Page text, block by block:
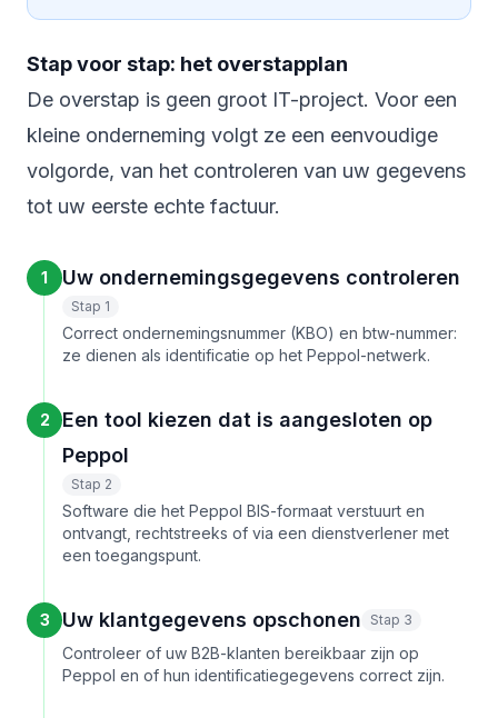
Stap voor stap: het overstapplan
De overstap is geen groot IT-project. Voor een
kleine onderneming volgt ze een eenvoudige
volgorde, van het controleren van uw gegevens
tot uw eerste echte factuur.
1 Uw ondernemingsgegevens controleren
Stap 1
Correct ondernemingsnummer (KBO) en btw-nummer:
ze dienen als identificatie op het Peppol-netwerk.
2
Een tool kiezen dat is aangesloten op
Peppol
Stap 2
Software die het Peppol BIS-formaat verstuurt en
ontvangt, rechtstreeks of via een dienstverlener met
een toegangspunt.
3 Uw klantgegevens opschonen Stap 3
Controleer of uw B2B-klanten bereikbaar zijn op
Peppol en of hun identificatiegegevens correct zijn.